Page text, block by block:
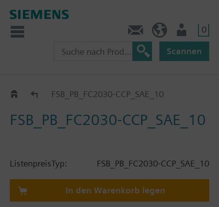
0
Scannen
KatalogFSB_PB_FC2030-CCP_SAE_10
FSB_PB_FC2030-CCP_SAE_10
ListenpreisTyp: FSB_PB_FC2030-CCP_SAE_10
In den Warenkorb legen